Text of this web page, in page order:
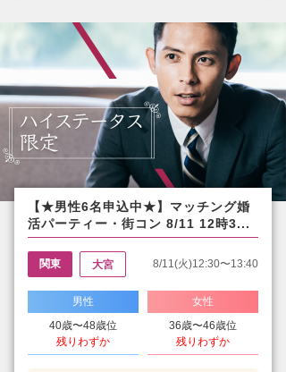
【★男性6名申込中★】マッチング婚
活パーティー・街コン 8/11 12時3...
関東 大宮 8/11(火)12:30〜13:40
男性
40歳〜48歳位
残りわずか
女性
36歳〜46歳位
残りわずか